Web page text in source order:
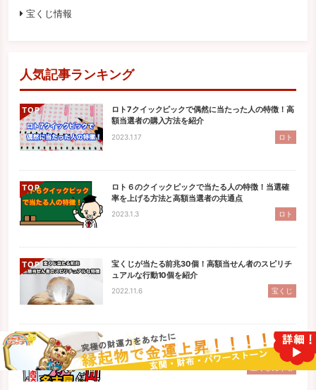
宝くじ情報
人気記事ランキング
TOP
ロト7クイックピックで偶然に当たった人の特徴！高
額当選者の購入方法を紹介
2023.1.17 ロト
TOP
ロト６のクイックピックで当たる人の特徴！当選確
率を上げる方法と高額当選者の共通点
2023.1.3 ロト
TOP
宝くじが当たる前兆30個！高額当せん者のスピリチ
ュアルな行動10個を紹介
2022.11.6 宝くじ
TOP
名古屋のよく当る宝くじ売り場人気ベスト７を紹
介！高額当選狙いの人必見！
2022.8.13